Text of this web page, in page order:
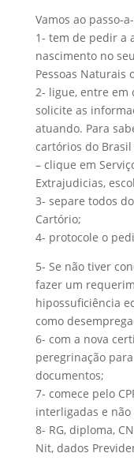
Vamos ao passo-
1- tem de pedir a
nascimento no
Pessoas Naturais
2- ligue, entre em
solicite as
atuando. Para
cartórios do Brasil
– clique em
Extrajudicias,
3- separe todos
Cartório;
4- protocole o
5- Se não tiver
fazer um
hipossuficiência
como
6- com a nova
peregrinação
documentos;
7- comece pelo
interligadas e
8- RG, diploma,
Nit, dados